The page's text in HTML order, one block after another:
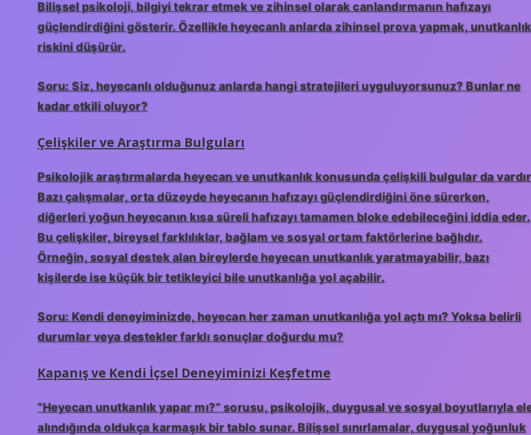
Bilişsel psikoloji, bilgiyi tekrar etmek ve zihinsel olarak canlandırmanın hafızayı
güçlendirdiğini gösterir. Özellikle heyecanlı anlarda zihinsel prova yapmak, unutkanlık
riskini düşürür.
Soru: Siz, heyecanlı olduğunuz anlarda hangi stratejileri uyguluyorsunuz? Bunlar ne
kadar etkili oluyor?
Çelişkiler ve Araştırma Bulguları
Psikolojik araştırmalarda heyecan ve unutkanlık konusunda çelişkili bulgular da
Bazı çalışmalar, orta düzeyde heyecanın hafızayı güçlendirdiğini öne sürerken,
diğerleri yoğun heyecanın kısa süreli hafızayı tamamen bloke edebileceğini iddia eder.
Bu çelişkiler, bireysel farklılıklar, bağlam ve sosyal ortam faktörlerine bağlıdır.
Örneğin, sosyal destek alan bireylerde heyecan unutkanlık yaratmayabilir, bazı
kişilerde ise küçük bir tetikleyici bile unutkanlığa yol açabilir.
Soru: Kendi deneyiminizde, heyecan her zaman unutkanlığa yol açtı mı? Yoksa belirli
durumlar veya destekler farklı sonuçlar doğurdu mu?
Kapanış ve Kendi İçsel Deneyiminizi Keşfetme
“Heyecan unutkanlık yapar mı?” sorusu, psikolojik, duygusal ve sosyal boyutlarıyla
alındığında oldukça karmaşık bir tablo sunar. Bilişsel sınırlamalar, duygusal yoğunluk